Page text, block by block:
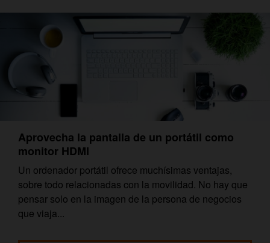
Aprovecha la pantalla de un portátil como
monitor HDMI
Un ordenador portátil ofrece muchísimas ventajas,
sobre todo relacionadas con la movilidad. No hay que
pensar solo en la imagen de la persona de negocios
que viaja...